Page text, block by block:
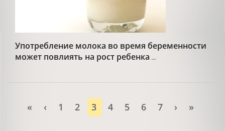
Употребление молока во время беременности
может повлиять на рост ребенка ...
« ‹ 1 2 3 4 5 6 7 › »